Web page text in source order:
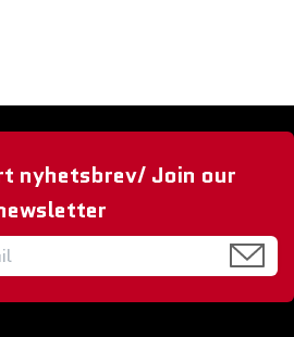
nyhetsbrev/ Join our